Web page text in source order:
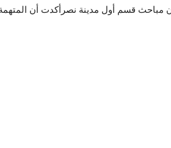
مباحث قسم أول مدينة نصرأكدت أن